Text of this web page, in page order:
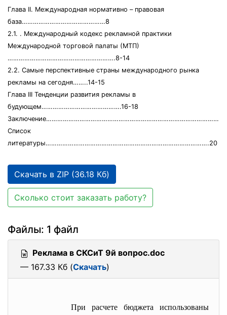
Глава II. Международная нормативно – правовая
база………………………………………8
2.1. . Международный кодекс рекламной практики
Международной торговой палаты (МТП)
………………………………………………….8-14
2.2. Самые перспективные страны международного рынка
рекламы на сегодня……..14-15
Глава III Тенденции развития рекламы в
будующем…………………………………….16-18
Список
литературы…………………………………………………………………………….20
Скачать в ZIP (36.18 Кб)
Сколько стоит заказать работу?
Файлы: 1 файл
Реклама в СКСиТ 9й вопрос.doc
— 167.33 Кб (Скачать)
При расчете бюджета использованы